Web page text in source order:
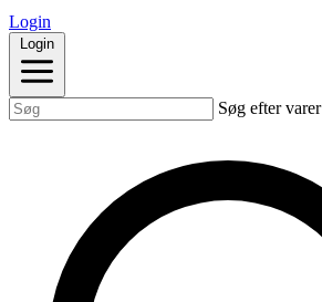
Login
Login
Søg efter varer